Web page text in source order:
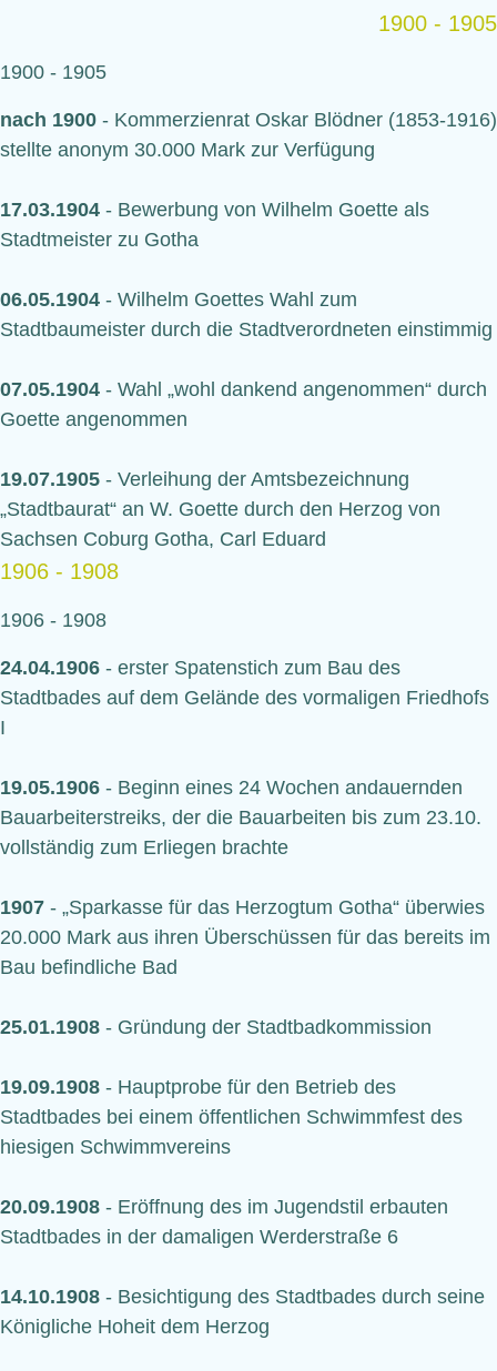
1900 - 1905
1900 - 1905
nach 1900 - Kommerzienrat Oskar Blödner (1853-1916)
stellte anonym 30.000 Mark zur Verfügung
17.03.1904 - Bewerbung von Wilhelm Goette als
Stadtmeister zu Gotha
06.05.1904 - Wilhelm Goettes Wahl zum
Stadtbaumeister durch die Stadtverordneten einstimmig
07.05.1904 - Wahl „wohl dankend angenommen“ durch
Goette angenommen
19.07.1905 - Verleihung der Amtsbezeichnung
„Stadtbaurat“ an W. Goette durch den Herzog von
Sachsen Coburg Gotha, Carl Eduard
1906 - 1908
1906 - 1908
24.04.1906 - erster Spatenstich zum Bau des
Stadtbades auf dem Gelände des vormaligen Friedhofs
I
19.05.1906 - Beginn eines 24 Wochen andauernden
Bauarbeiterstreiks, der die Bauarbeiten bis zum 23.10.
vollständig zum Erliegen brachte
1907 - „Sparkasse für das Herzogtum Gotha“ überwies
20.000 Mark aus ihren Überschüssen für das bereits im
Bau befindliche Bad
25.01.1908 - Gründung der Stadtbadkommission
19.09.1908 - Hauptprobe für den Betrieb des
Stadtbades bei einem öffentlichen Schwimmfest des
hiesigen Schwimmvereins
20.09.1908 - Eröffnung des im Jugendstil erbauten
Stadtbades in der damaligen Werderstraße 6
14.10.1908 - Besichtigung des Stadtbades durch seine
Königliche Hoheit dem Herzog